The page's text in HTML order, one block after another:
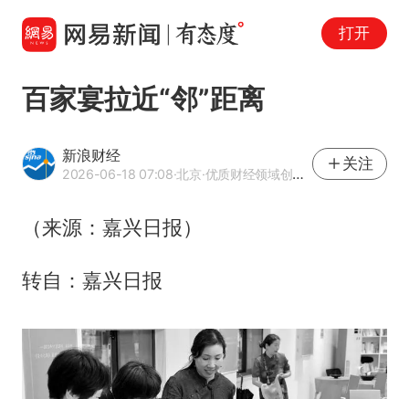
打开
百家宴拉近“邻”距离
新浪财经
2026-06-18 07:08·北京·优质财经领域创作者
关注
（来源：嘉兴日报）
转自：嘉兴日报